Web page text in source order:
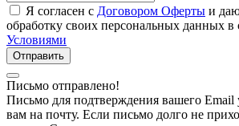
Я согласен с Договором Оферты и
обработку своих персональных данных в
Условиями
Отправить
Письмо отправлено!
Письмо для подтверждения вашего Email
вам на почту. Если письмо долго не